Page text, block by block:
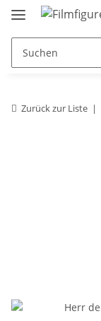
Zurück zur Liste